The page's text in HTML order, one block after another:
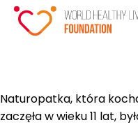
Naturopatka, która
zaczęła w wieku 11 lat,